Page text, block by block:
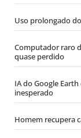
Uso prolongado
Computador raro
quase perdido
IA do Google
inesperado
Homem recupera